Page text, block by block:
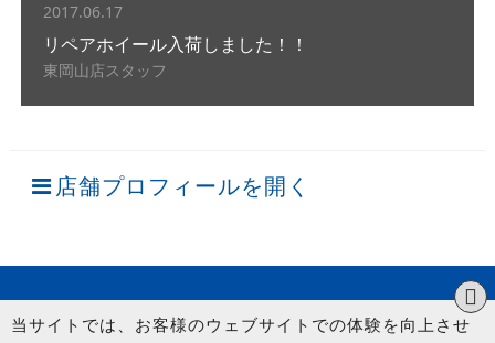
2017.06.17
リペアホイール入荷しました！！
東岡山店スタッフ
店舗プロフィールを開く
当サイトでは、お客様のウェブサイトでの体験を向上させ